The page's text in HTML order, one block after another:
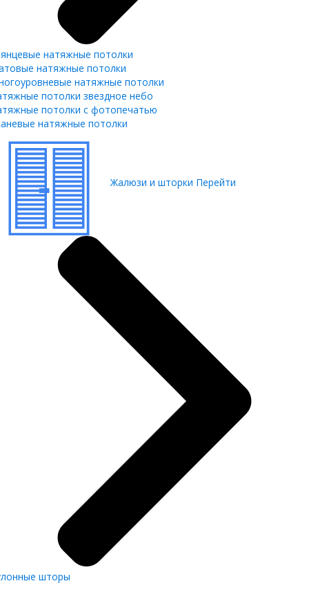
натяжные потолки
натяжные потолки
натяжные потолки
потолки звездное небо
потолки с фотопечатью
натяжные потолки
Жалюзи и шторки Перейти
шторы